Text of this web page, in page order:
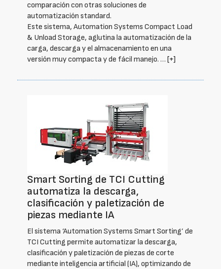
comparación con otras soluciones de
automatización standard.
Este sistema, Automation Systems Compact Load
& Unload Storage, aglutina la automatización de la
carga, descarga y el almacenamiento en una
versión muy compacta y de fácil manejo. … [+]
Smart Sorting de TCI Cutting
automatiza la descarga,
clasificación y paletización de
piezas mediante IA
El sistema ‘Automation Systems Smart Sorting’ de
TCI Cutting permite automatizar la descarga,
clasificación y paletización de piezas de corte
mediante inteligencia artificial (IA), optimizando de